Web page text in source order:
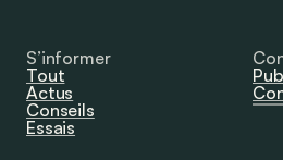
S’informer
Tout
Actus
Conseils
Essais